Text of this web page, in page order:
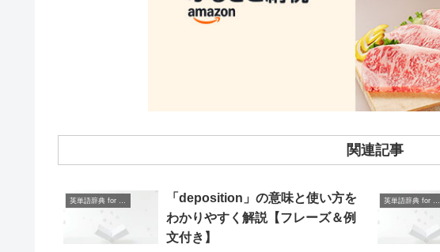
関連記事
「deposition」の意味と使い方を
わかりやすく解説【フレーズ＆例
文付き】